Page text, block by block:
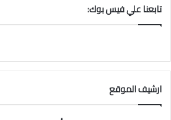
تابعنا علي فيس بوك:
ارشيف الموقع